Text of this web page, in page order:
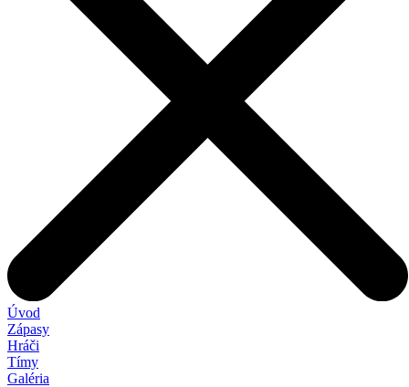
Úvod
Zápasy
Hráči
Tímy
Galéria